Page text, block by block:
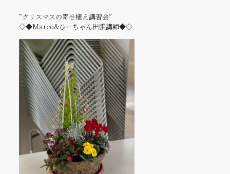
”クリスマスの寄せ植え講習会”
◇◆Marco&ひーちゃん出張講師◆◇